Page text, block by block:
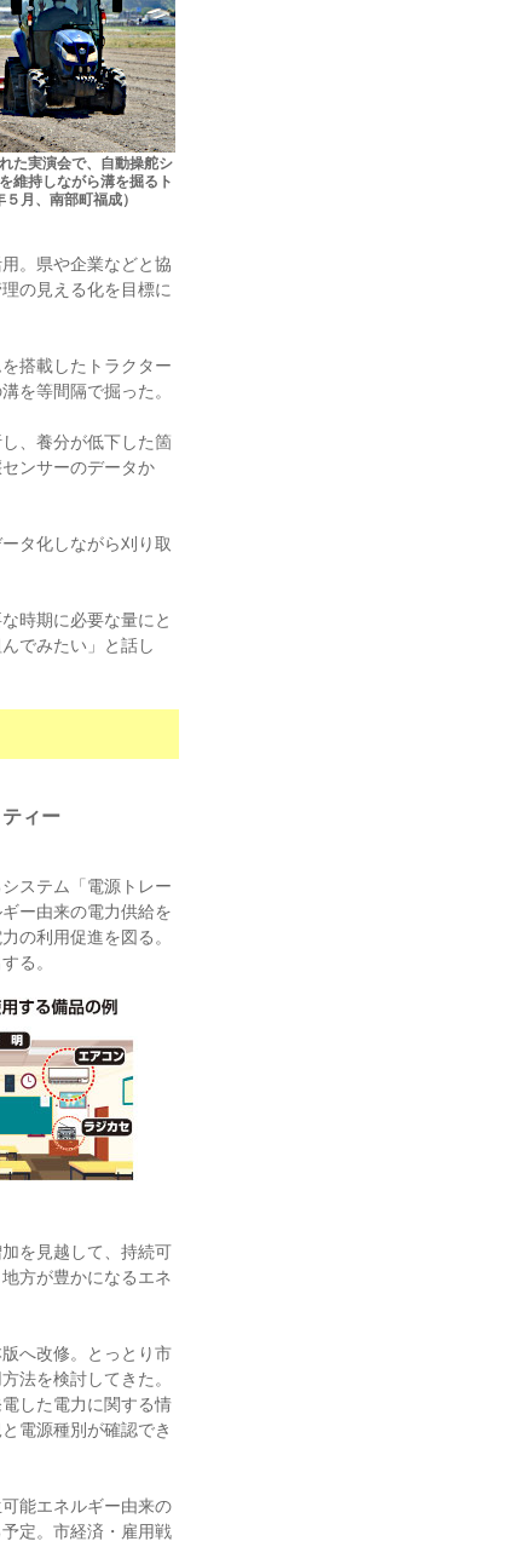
た実演会で、自動操舵シ
維持しながら溝を掘るト
月、南部町福成）
。県や企業などと協
の見える化を目標に
搭載したトラクター
を等間隔で掘った。
、養分が低下した箇
ンサーのデータか
タ化しながら刈り取
時期に必要な量にと
でみたい」と話し
ィー
ステム「電源トレー
ー由来の電力供給を
の利用促進を図る。
る。
を見越して、持続可
方が豊かになるエネ
へ改修。とっとり市
法を検討してきた。
した電力に関する情
電源種別が確認でき
能エネルギー由来の
定。市経済・雇用戦